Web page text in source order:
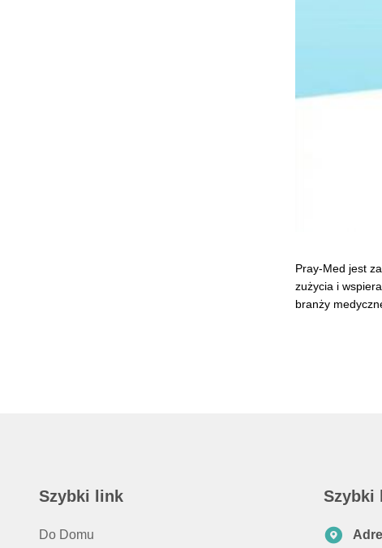
Pray-Med jest
zużycia i
branży
Szybki link
Do Domu
Szybki